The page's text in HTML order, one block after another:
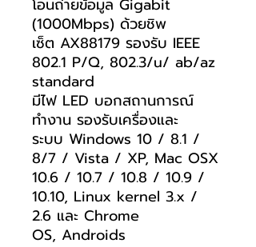
โอนถ่ายข้อมูล Gigabit
(1000Mbps) ด้วยชิพ
เซ็ต AX88179 รองรับ IEEE
802.1 P/Q, 802.3/u/ ab/az
standard
มีไฟ LED บอกสถานการณ์
ทำงาน รองรับเครื่องและ
ระบบ Windows 10 / 8.1 /
8/7 / Vista / XP, Mac OSX
10.6 / 10.7 / 10.8 / 10.9 /
10.10, Linux kernel 3.x /
2.6 และ Chrome
OS, Androids